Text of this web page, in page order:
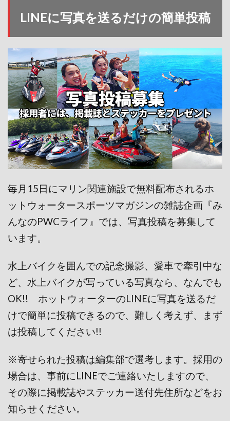
LINEに写真を送るだけの簡単投稿
毎月15日にマリン関連施設で無料配布されるホ
ットウォータースポーツマガジンの雑誌企画『み
んなのPWCライフ』では、写真投稿を募集して
います。
水上バイクを囲んでの記念撮影、愛車で牽引中な
ど、水上バイクが写っている写真なら、なんでも
OK!! ホットウォーターのLINEに写真を送るだ
けで簡単に投稿できるので、難しく考えず、まず
は投稿してください!!
※寄せられた投稿は編集部で選考します。採用の
場合は、事前にLINEでご連絡いたしますので、
その際に掲載誌やステッカー送付先住所などをお
知らせください。